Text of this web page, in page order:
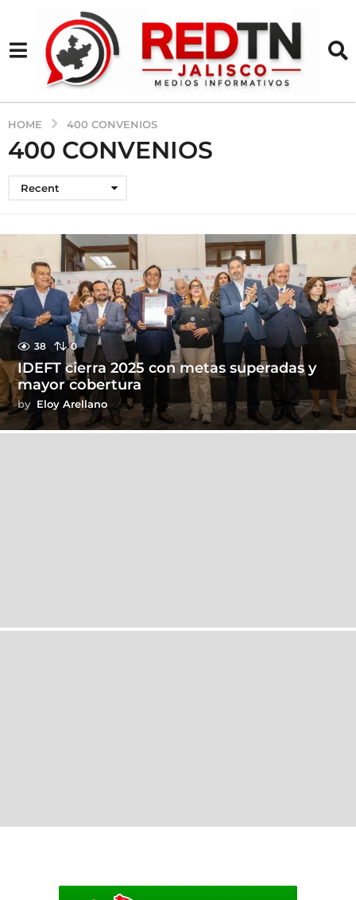
HOME 400 CONVENIOS
400 CONVENIOS
Recent
38 0
IDEFT cierra 2025 con metas superadas y
mayor cobertura
by Eloy Arellano